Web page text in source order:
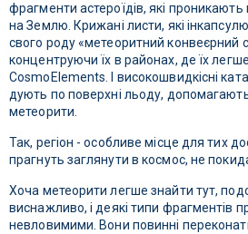
фрагменти астероїдів, які
на Землю. Крижані листи, які
свого роду «метеоритний конвеєрний
концентруючи їх в районах, де їх
CosmoElements. І високошвидкісні
дують по поверхні льоду,
метеорити.
Так, регіон - особливе місце для тих
прагнуть заглянути в космос, не
Хоча метеорити легше знайти тут,
виснажливо, і деякі типи фрагментів
невловимими. Вони повинні